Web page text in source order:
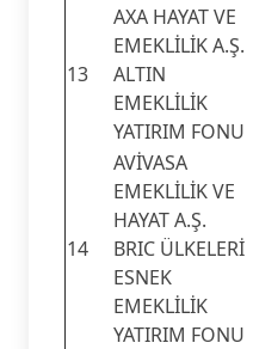
13
AXA HAYAT VE
EMEKLİLİK A.Ş.
ALTIN
EMEKLİLİK
YATIRIM FONU
14
AVİVASA
EMEKLİLİK VE
HAYAT A.Ş.
BRIC ÜLKELERİ
ESNEK
EMEKLİLİK
YATIRIM FONU